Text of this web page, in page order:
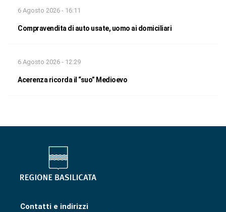
6 Agosto 2026 - 16:11
Compravendita di auto usate, uomo ai domiciliari
6 Agosto 2026 - 12:29
Acerenza ricorda il “suo” Medioevo
Contatti e indirizzi